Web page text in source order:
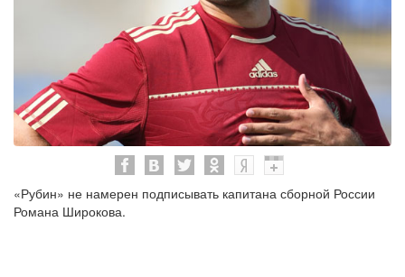
«Рубин» не намерен подписывать капитана сборной России
Романа Широкова.